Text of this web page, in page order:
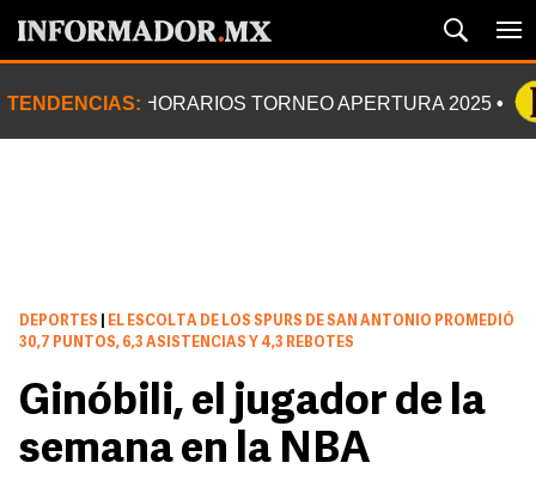
TENDENCIAS: HORARIOS TORNEO APERTURA 2025
DEPORTES
EL ESCOLTA DE LOS SPURS DE SAN ANTONIO PROMEDIÓ
30,7 PUNTOS, 6,3 ASISTENCIAS Y 4,3 REBOTES
Ginóbili, el jugador de la
semana en la NBA